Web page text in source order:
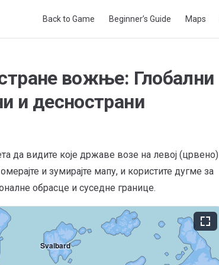
Back to Game Beginner’s Guide Maps
вожње: Глобални
и деснострани
да видите које државе возе на левој (црвено)
и зумирајте мапу, и користите дугме за
обрасце и суседне границе.
Svalbard